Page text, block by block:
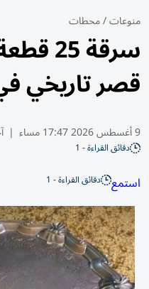
منوعات/محطات
سرقة
قصر تاريخي
9 أغسطس 2026 17:47 مساء |
دقائق القراءة - 1
استمع دقائق القراءة - 1